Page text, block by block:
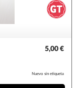
5,00 €
Nuevo sin etiqueta